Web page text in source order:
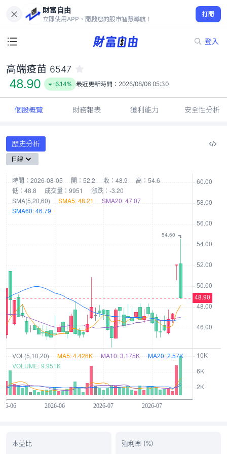
財富自由
立即使用APP，開啟您的股市智慧導航！
打開
登入
48.90
-6.14%
高端疫苗 6547
48.90 -6.14% 最近更新時間： 2026/08/06 05:30
個股概覽 財務報表 獲利能力 安全性分析
歷史分析
日線
本益比 殖利率 (%)